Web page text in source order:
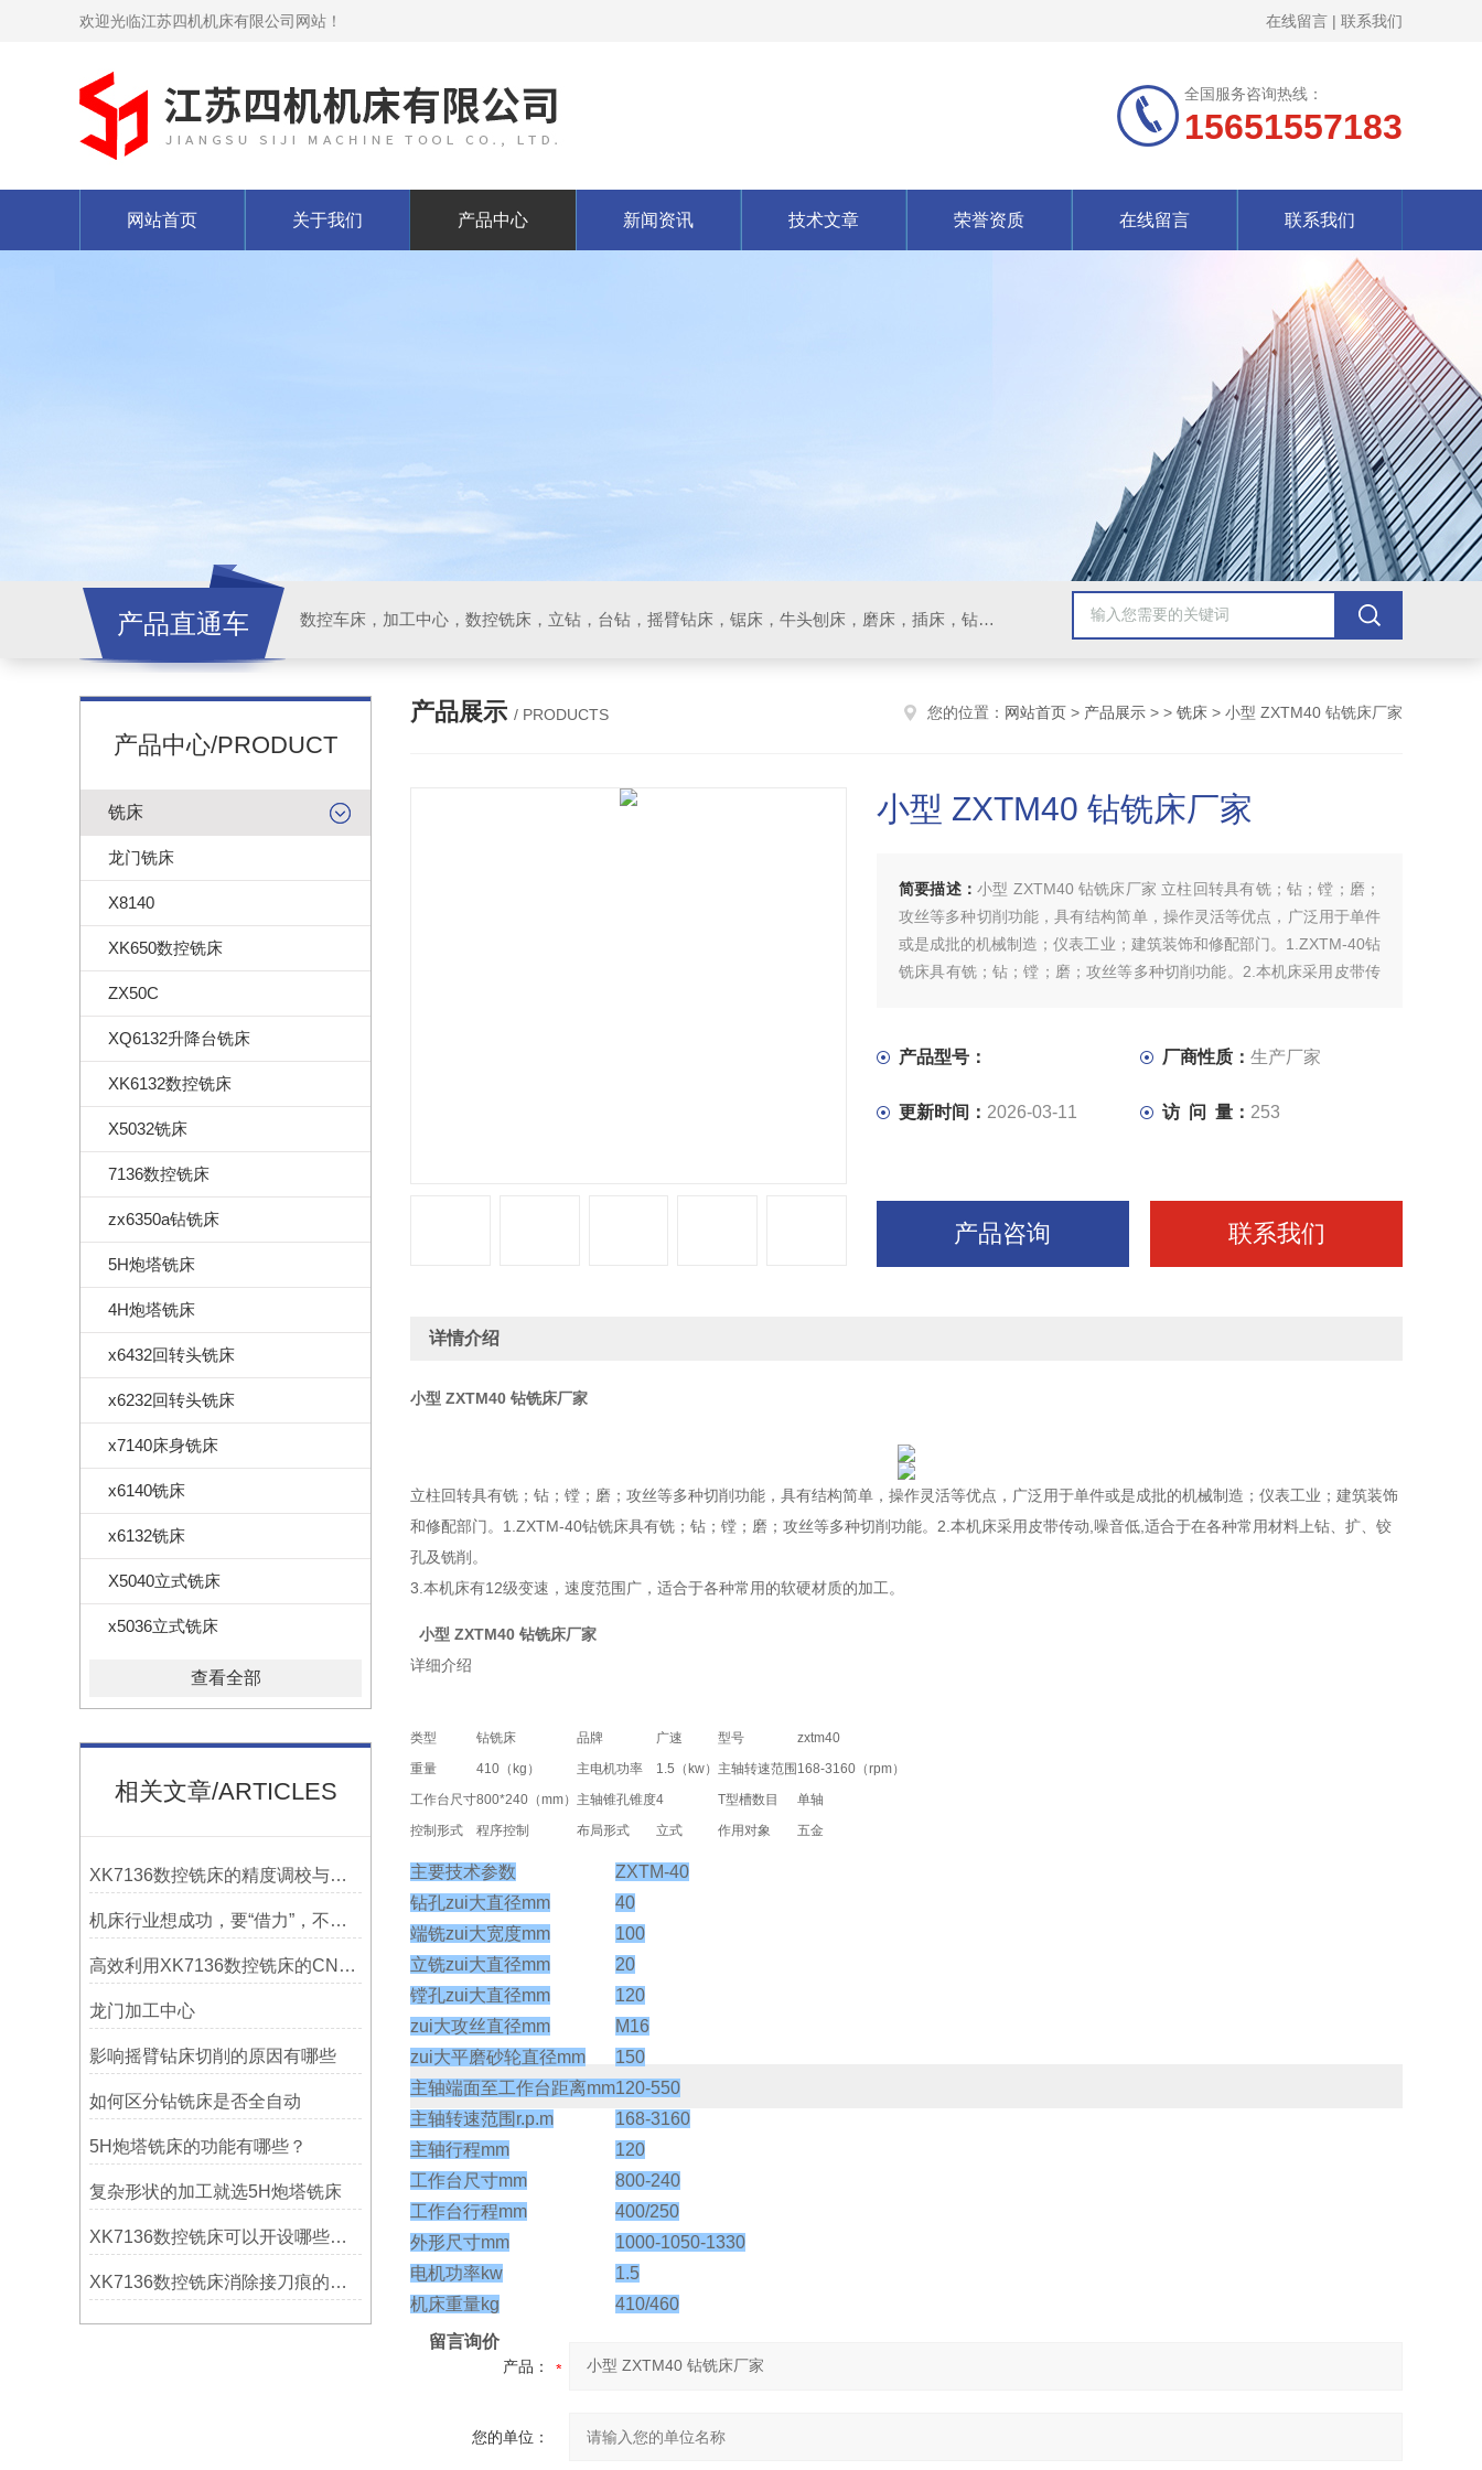
欢迎光临江苏四机机床有限公司网站！ 在线留言 | 联系我们
全国服务咨询热线：
15651557183
网站首页 关于我们 产品中心 新闻资讯 技术文章 荣誉资质 在线留言 联系我们
产品直通车 数控车床，加工中心，数控铣床，立钻，台钻，摇臂钻床，锯床，牛头刨床，磨床，插床，钻铣床，滚齿机
产品中心/PRODUCT
铣床
龙门铣床
X8140
XK650数控铣床
ZX50C
XQ6132升降台铣床
XK6132数控铣床
X5032铣床
7136数控铣床
zx6350a钻铣床
5H炮塔铣床
4H炮塔铣床
x6432回转头铣床
x6232回转头铣床
x7140床身铣床
x6140铣床
x6132铣床
X5040立式铣床
x5036立式铣床
查看全部
相关文章/ARTICLES
XK7136数控铣床的精度调校与性能优化
机床行业想成功，要“借力”，不要“尽力”！
高效利用XK7136数控铣床的CNC系统？
龙门加工中心
影响摇臂钻床切削的原因有哪些
如何区分钻铣床是否全自动
5H炮塔铣床的功能有哪些？
复杂形状的加工就选5H炮塔铣床
XK7136数控铣床可以开设哪些考核项目？
XK7136数控铣床消除接刀痕的操作
产品展示 / PRODUCTS 您的位置： 网站首页 > 产品展示 > > 铣床 > 小型 ZXTM40 钻铣床厂家
小型 ZXTM40 钻铣床厂家
简要描述：小型 ZXTM40 钻铣床厂家 立柱回转具有铣；钻；镗；磨；
攻丝等多种切削功能，具有结构简单，操作灵活等优点，广泛用于单件
或是成批的机械制造；仪表工业；建筑装饰和修配部门。1.ZXTM-40钻
铣床具有铣；钻；镗；磨；攻丝等多种切削功能。2.本机床采用皮带传
工。
产品型号： 厂商性质： 生产厂家
更新时间： 2026-03-11 访 问 量： 253
产品咨询 联系我们
详情介绍
小型 ZXTM40 钻铣床厂家
立柱回转具有铣；钻；镗；磨；攻丝等多种切削功能，具有结构简单，操作灵活等优点，广泛用于单件或是成批的机械制造；仪表工业；建筑装饰
和修配部门。1.ZXTM-40钻铣床具有铣；钻；镗；磨；攻丝等多种切削功能。2.本机床采用皮带传动,噪音低,适合于在各种常用材料上钻、扩、铰
孔及铣削。
3.本机床有12级变速，速度范围广，适合于各种常用的软硬材质的加工。
小型 ZXTM40 钻铣床厂家
详细介绍
类型 钻铣床 品牌 广速 型号
zxtm40
重量
410（kg） 主电机功率 1.5（kw） 主轴转速范围 168-3160（rpm）
工作台尺寸800*240（mm） 主轴锥孔锥度4 T型槽数目
单轴
控制形式
程序控制 布局形式 立式 作用对象 五金
主要技术参数
ZXTM-40
钻孔zui大直径mm
40
端铣zui大宽度mm
100
立铣zui大直径mm
20
镗孔zui大直径mm
120
zui大攻丝直径mm
M16
zui大平磨砂轮直径mm
150
主轴端面至工作台距离mm120-550
主轴转速范围r.p.m
168-3160
主轴行程mm
120
工作台尺寸mm
800-240
工作台行程mm
400/250
外形尺寸mm
1000-1050-1330
电机功率kw
1.5
机床重量kg
410/460
留言询价
产品：
您的单位：